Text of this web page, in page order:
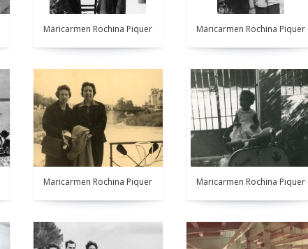
Maricarmen Rochina Piquer Maricarmen Rochina Piquer
Maricarmen Rochina Piquer Maricarmen Rochina Piquer